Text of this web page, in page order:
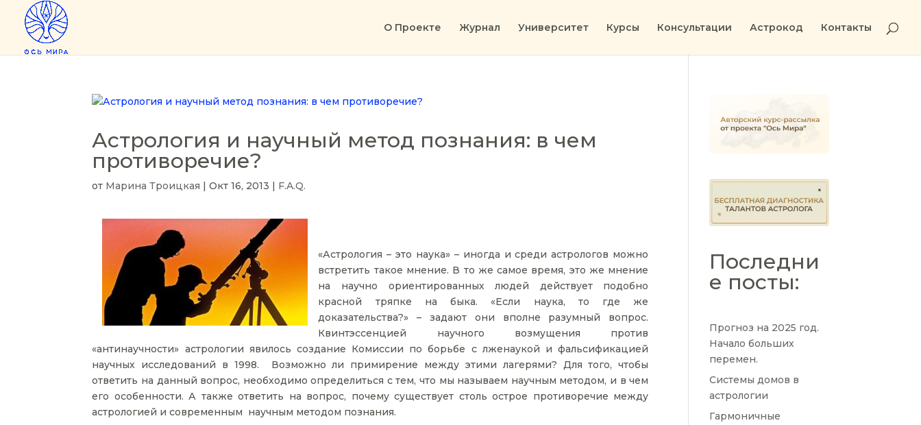
О Проекте Журнал Университет Курсы Консультации Астрокод Контакты
Астрология и научный метод познания: в чем
противоречие?
от Марина Троицкая |Окт 16, 2013 | F.A.Q.
«Астрология – это наука» – иногда и среди астрологов можно
встретить такое мнение. В то же самое время, это же мнение
на научно ориентированных людей действует подобно
красной тряпке на быка. «Если наука, то где же
доказательства?» – задают они вполне разумный вопрос.
Квинтэссенцией научного возмущения против
«антинаучности» астрологии явилось создание Комиссии по борьбе с лженаукой и фальсификацией
научных исследований в 1998. Возможно ли примирение между этими лагерями? Для того, чтобы
ответить на данный вопрос, необходимо определиться с тем, что мы называем научным методом, и в чем
его особенности. А также ответить на вопрос, почему существует столь острое противоречие между
астрологией и современным научным методом познания.
Последни
е посты:
Прогноз на 2025 год.
Начало больших
перемен.
Системы домов в
астрологии
Гармоничные